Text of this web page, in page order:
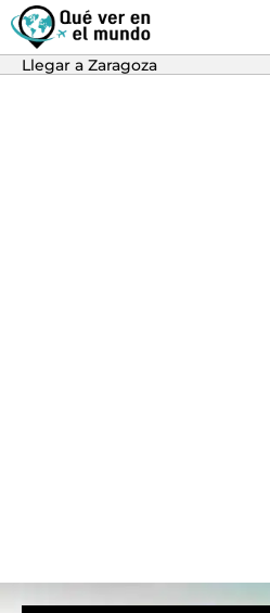
Llegar a Zaragoza